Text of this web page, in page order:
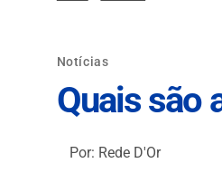
Notícias
Quais são
Por: Rede D'Or